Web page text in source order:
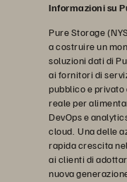
Informazioni su
Pure Storage
a costruire un
soluzioni dati di
ai fornitori di
pubblico e
reale per
DevOps e
cloud. Una delle
rapida crescita
ai clienti di
nuova